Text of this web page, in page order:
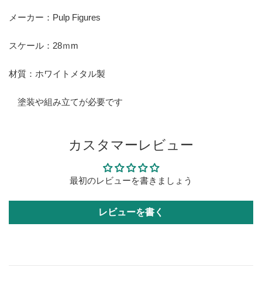
メーカー：Pulp Figures
スケール：28ｍm
材質：ホワイトメタル製
塗装や組み立てが必要です
カスタマーレビュー
最初のレビューを書きましょう
レビューを書く